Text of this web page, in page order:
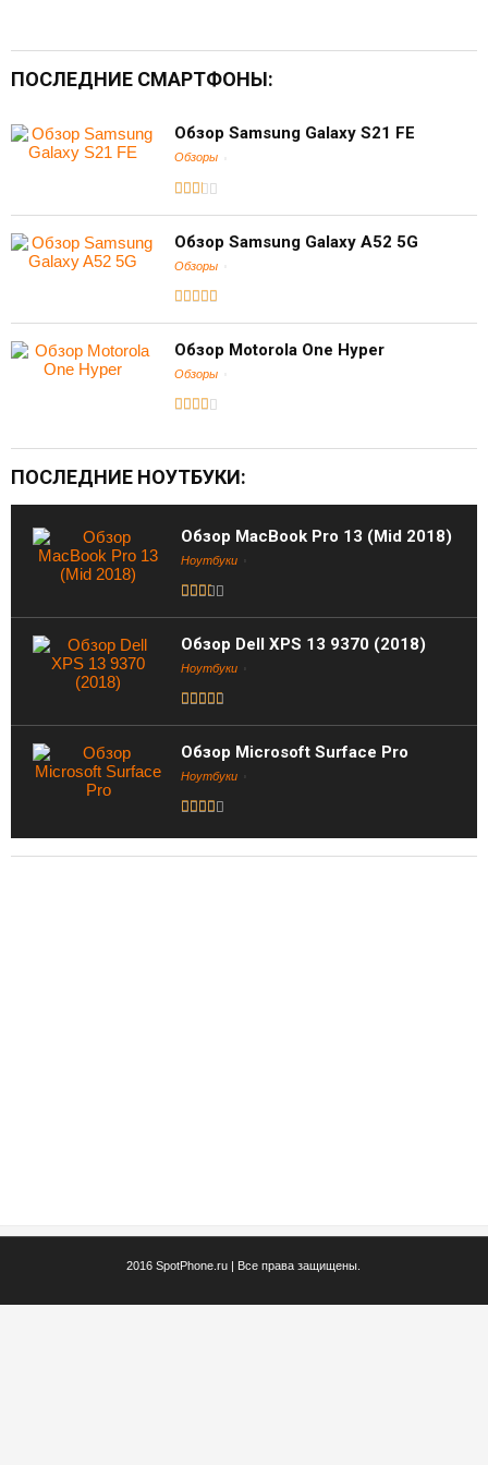
ПОСЛЕДНИЕ СМАРТФОНЫ:
Обзор Samsung Galaxy S21 FE
Обзоры
Обзор Samsung Galaxy A52 5G
Обзоры
Обзор Motorola One Hyper
Обзоры
ПОСЛЕДНИЕ НОУТБУКИ:
Обзор MacBook Pro 13 (Mid 2018)
Ноутбуки
Обзор Dell XPS 13 9370 (2018)
Ноутбуки
Обзор Microsoft Surface Pro
Ноутбуки
2016 SpotPhone.ru | Все права защищены.